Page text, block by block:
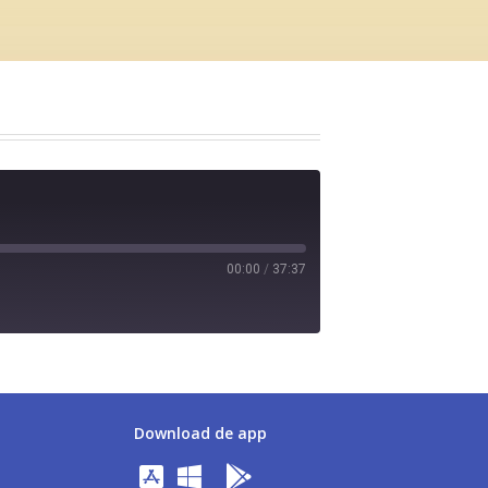
00:00 / 37:37
Download de app